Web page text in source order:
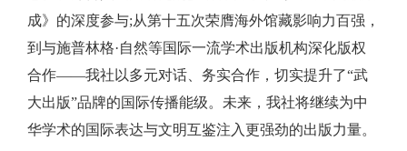
成》的深度参与;从第十五次荣膺海外馆藏影响力百强，
到与施普林格·自然等国际一流学术出版机构深化版权
合作——我社以多元对话、务实合作，切实提升了“武
大出版”品牌的国际传播能级。未来，我社将继续为中
华学术的国际表达与文明互鉴注入更强劲的出版力量。